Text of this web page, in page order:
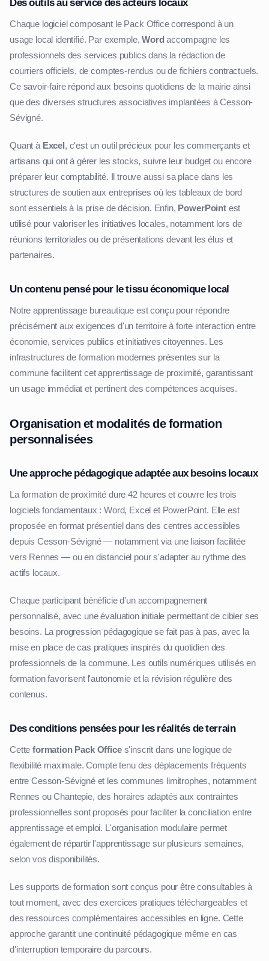
Chaque logiciel composant le Pack Office correspond à un
usage local identifié. Par exemple,Word accompagne les
professionnels des services publics dans la rédaction de
courriers officiels, de comptes-rendus ou de fichiers contractuels.
Ce savoir-faire répond aux besoins quotidiens de la mairie ainsi
que des diverses structures associatives implantées à Cesson-
Sévigné.
Quant à Excel, c'est un outil précieux pour les commerçants et
artisans qui ont à gérer les stocks, suivre leur budget ou encore
préparer leur comptabilité. Il trouve aussi sa place dans les
structures de soutien aux entreprises où les tableaux de bord
sont essentiels à la prise de décision. Enfin, PowerPointest
utilisé pour valoriser les initiatives locales, notamment lors de
réunions territoriales ou de présentations devant les élus et
partenaires.
Un contenu pensé pour le tissu économique local
Notre apprentissage bureautique est conçu pour répondre
précisément aux exigences d'un territoire à forte interaction entre
économie, services publics et initiatives citoyennes. Les
infrastructures de formation modernes présentes sur la
commune facilitent cet apprentissage de proximité, garantissant
un usage immédiat et pertinent des compétences acquises.
Organisation et modalités de formation
personnalisées
Une approche pédagogique adaptée aux besoins locaux
La formation de proximité dure 42 heures et couvre les trois
logiciels fondamentaux : Word, Excel et PowerPoint. Elle est
proposée en format présentiel dans des centres accessibles
depuis Cesson-Sévigné — notamment via une liaison facilitée
vers Rennes — ou en distanciel pour s'adapter au rythme des
actifs locaux.
Chaque participant bénéficie d'un accompagnement
personnalisé, avec une évaluation initiale permettant de cibler ses
besoins. La progression pédagogique se fait pas à pas, avec la
mise en place de cas pratiques inspirés du quotidien des
professionnels de la commune. Les outils numériques utilisés en
formation favorisent l'autonomie et la révision régulière des
contenus.
Des conditions pensées pour les réalités de terrain
Cetteformation Pack Offices'inscrit dans une logique de
flexibilité maximale. Compte tenu des déplacements fréquents
entre Cesson-Sévigné et les communes limitrophes, notamment
Rennes ou Chantepie, des horaires adaptés aux contraintes
professionnelles sont proposés pour faciliter la conciliation entre
apprentissage et emploi. L'organisation modulaire permet
également de répartir l'apprentissage sur plusieurs semaines,
selon vos disponibilités.
Les supports de formation sont conçus pour être consultables à
tout moment, avec des exercices pratiques téléchargeables et
des ressources complémentaires accessibles en ligne. Cette
approche garantit une continuité pédagogique même en cas
d'interruption temporaire du parcours.